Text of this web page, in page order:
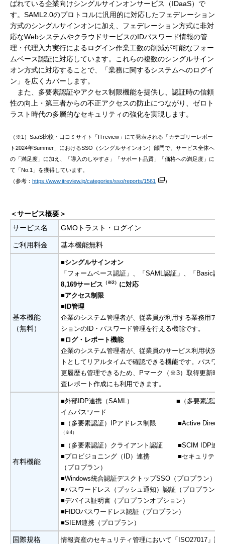
ばれている企業向けシングルサインオンサービス（IDaaS）で
す。SAML2.0のプロトコルに汎用的に対応したフェデレーション
方式のシングルサインオンに加え、フェデレーション方式に非対
応なWebシステムやクラウドサービスのIDパスワード情報の管
理・代理入力実行によるログイン作業工数の削減が可能なフォー
ムベース認証に対応しています。これらの複数のシングルサイン
オン方式に対応することで、「業務に関するシステムへのログイ
ン」を広くカバーします。
また、多要素認証やアクセス制限機能を提供し、認証時の信頼
性の向上・第三者からの不正アクセスの防止につながり、ゼロト
ラスト時代の多層的なセキュリティの強化を実現します。
（※1）SaaS比較・口コミサイト「ITreview」にて発表される「カテゴリーレポー
ト2024年Summer」におけるSSO（シングルサインオン）部門で、サービス全体へ
の「満足度」に加え、「導入のしやすさ」「サポート品質」「価格への満足度」に
て「No.1」を獲得しています。
（参考： https://www.itreview.jp/categories/sso/reports/1561 ）
＜サービス概要＞
サービス名
GMOトラスト・ログイン
ご利用料金 基本機能無料
基本機能
（無料）
■シングルサインオン
「フォームベース認証」、「SAML認証」、「Basic認
8,169サービス （※2） に対応
■アクセス制限
■ID管理
企業のシステム管理者が、従業員が利用する業務用ア
ションのID・パスワード管理を行える機能です。
■ログ・レポート機能
企業のシステム管理者が、従業員のサービス利用状況
トとしてリアルタイムで確認できる機能です。パスワ
更履歴も管理できるため、Pマーク（※3）取得更新時
査レポート作成にも利用できます。
有料機能
■外部IDP連携（SAML） ■（多要素認証）
イムパスワード
■（多要素認証）IPアドレス制限 ■Active
（※4）
■（多要素認証）クライアント認証 ■SCIM IDP連携
■プロビジョニング（ID）連携 ■セキュリティ
（プロプラン）
■Windows統合認証デスクトップSSO（プロプラン）
■パスワードレス（プッシュ通知）認証（プロプラン）
■デバイス証明書（プロプランオプション）
■FIDOパスワードレス認証（プロプラン）
■SIEM連携（プロプラン）
国際規格 情報資産のセキュリティ管理において「ISO27017」認